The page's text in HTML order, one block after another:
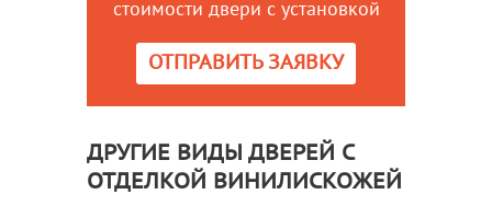
стоимости двери с установкой
ОТПРАВИТЬ ЗАЯВКУ
ДРУГИЕ ВИДЫ ДВЕРЕЙ С
ОТДЕЛКОЙ ВИНИЛИСКОЖЕЙ